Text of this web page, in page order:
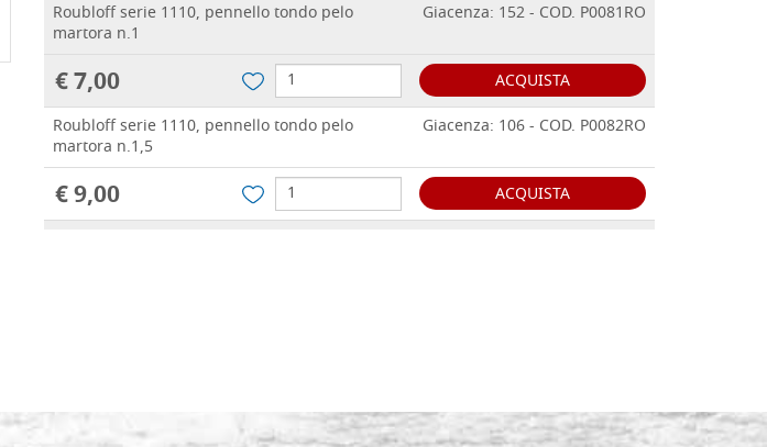
Roubloff serie 1110, pennello tondo pelo
martora n.1
Giacenza: 152 - COD. P0081RO
€ 7,00
ACQUISTA
Roubloff serie 1110, pennello tondo pelo
martora n.1,5
Giacenza: 106 - COD. P0082RO
€ 9,00
ACQUISTA
€ 17,00
ACQUISTA